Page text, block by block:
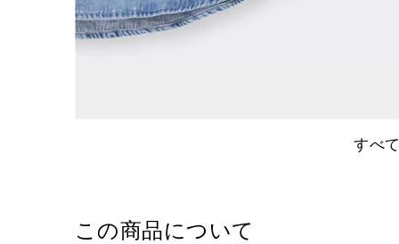
すべ
この商品について